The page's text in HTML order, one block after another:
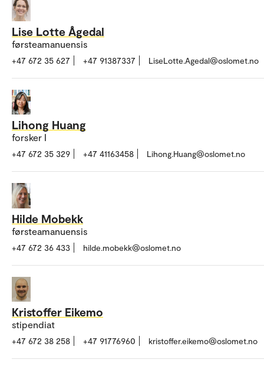
Lise Lotte Ågedal
førsteamanuensis
+47 672 35 627 +47 91387337 LiseLotte.Agedal@oslomet.no
Lihong Huang
forsker I
+47 672 35 329 +47 41163458 Lihong.Huang@oslomet.no
Hilde Mobekk
førsteamanuensis
+47 672 36 433 hilde.mobekk@oslomet.no
Kristoffer Eikemo
stipendiat
+47 672 38 258 +47 91776960 kristoffer.eikemo@oslomet.no